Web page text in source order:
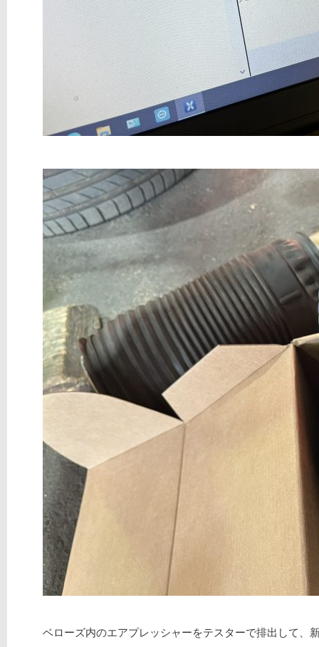
ベローズ内のエアプレッシャーをテスターで排出して、